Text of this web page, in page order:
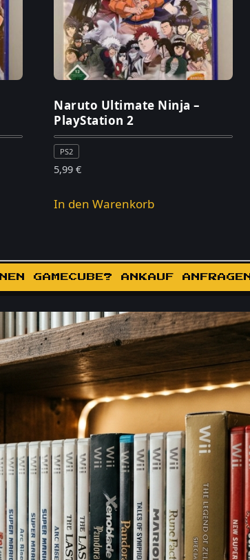
Naruto Ultimate Ninja –
PlayStation 2
PS2
5,99€
In den Warenkorb
GAMECUBE? ANKAUF ANFRAGEN